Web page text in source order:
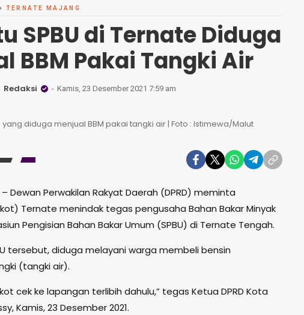
TERNATE MAJANG
SPBU di Ternate Diduga
BBM Pakai Tangki Air
Redaksi Kamis, 23 Desember 2021 7:59 am
yang diduga menjual BBM pakai tangki air | Foto : Istimewa/Malut
– Dewan Perwakilan Rakyat Daerah (DPRD) meminta
Ternate menindak tegas pengusaha Bahan Bakar Minyak
Pengisian Bahan Bakar Umum (SPBU) di Ternate Tengah.
tersebut, diduga melayani warga membeli bensin
(tangki air).
cek ke lapangan terlibih dahulu,” tegas Ketua DPRD Kota
Kamis, 23 Desember 2021.